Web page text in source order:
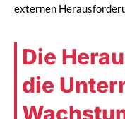
externen
Die
die